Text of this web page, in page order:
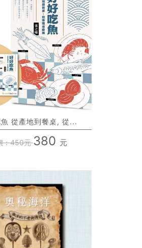
從產地到餐桌, 從...
：450元380 元